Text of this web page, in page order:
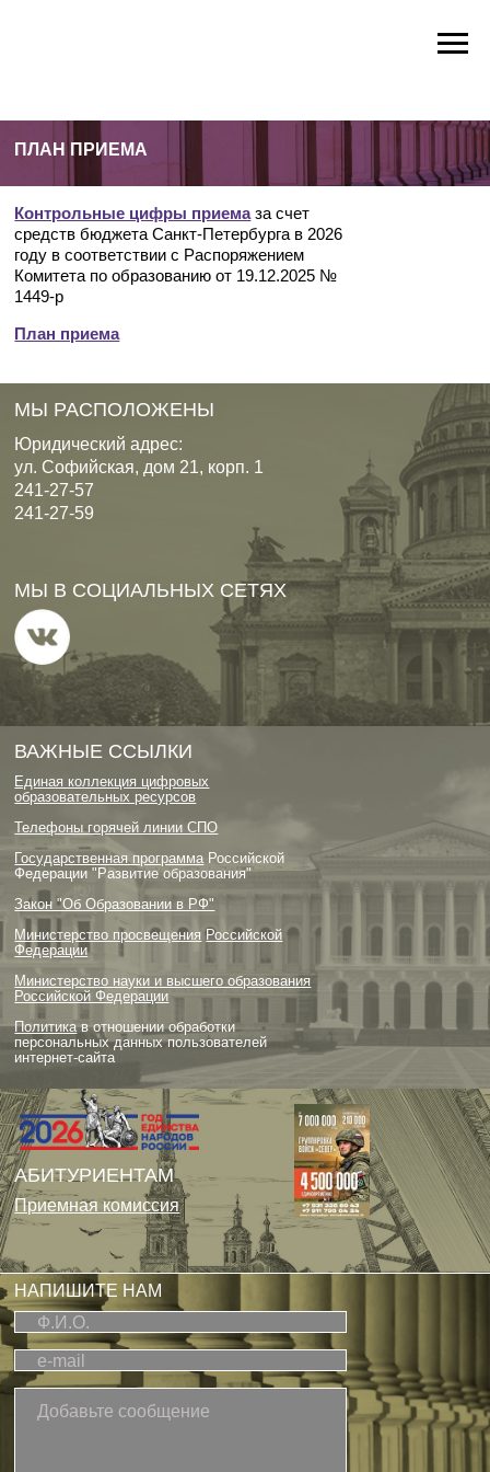
ПЛАН ПРИЕМА
Контрольные цифры приема за счет
средств бюджета Санкт-Петербурга в 2026
году в соответствии с Распоряжением
Комитета по образованию от 19.12.2025 №
1449-р
План приема
Юридический адрес:
ул. Софийская, дом 21, корп. 1
241-27-57
241-27-59
МЫ РАСПОЛОЖЕНЫ
МЫ В СОЦИАЛЬНЫХ СЕТЯХ
Единая коллекция цифровых
образовательных ресурсов
Телефоны горячей линии СПО
Государственная программаРоссийской
Федерации "Развитие образования"
Закон "Об Образовании в РФ"
Министерство просвещения Российской
Федерации
Министерство науки и высшего образования
Российской Федерации
Политикав отношении обработки
персональных данных пользователей
интернет-сайта
АБИТУРИЕНТАМ
Приемная комиссия
НАПИШИТЕ НАМ
ВАЖНЫЕ ССЫЛКИ